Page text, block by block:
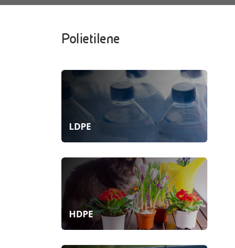
Polietilene
LDPE
HDPE